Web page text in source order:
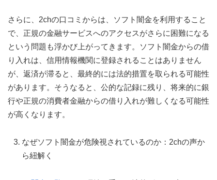
さらに、2chの口コミからは、ソフト闇金を利用すること
で、正規の金融サービスへのアクセスがさらに困難になる
という問題も浮かび上がってきます。ソフト闇金からの借
り入れは、信用情報機関に登録されることはありません
が、返済が滞ると、最終的には法的措置を取られる可能性
があります。そうなると、公的な記録に残り、将来的に銀
行や正規の消費者金融からの借り入れが難しくなる可能性
が高くなります。
なぜソフト闇金が危険視されているのか：2chの声か
ら紐解く